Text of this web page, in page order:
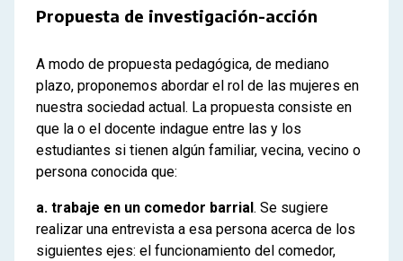
Propuesta de investigación-acción
A modo de propuesta pedagógica, de mediano
plazo, proponemos abordar el rol de las mujeres en
nuestra sociedad actual. La propuesta consiste en
que la o el docente indague entre las y los
estudiantes si tienen algún familiar, vecina, vecino o
persona conocida que:
a. trabaje en un comedor barrial. Se sugiere
realizar una entrevista a esa persona acerca de los
siguientes ejes: el funcionamiento del comedor,